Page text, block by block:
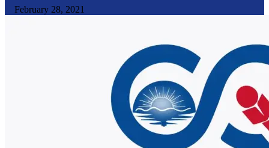
February 28, 2021